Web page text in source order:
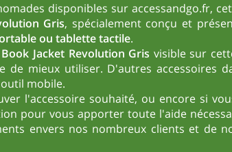
disponibles sur accessandgo.fr,
Gris, spécialement conçu et
ou tablette tactile.
Jacket Revolution Gris visible sur
mieux utiliser. D'autres accessoires
mobile.
l'accessoire souhaité, ou encore si
pour vous apporter toute l'aide
envers nos nombreux clients et de